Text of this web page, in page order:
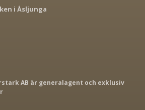
i Åsljunga
AB är generalagent och exklusiv